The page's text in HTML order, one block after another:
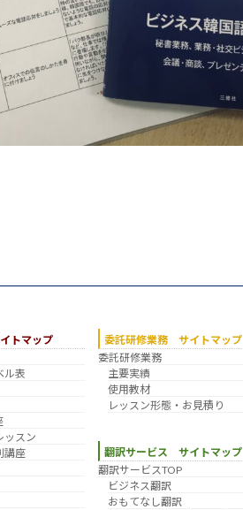
トマップ
ル表
ッスン
講座
委託研修業務 サイトマップ
委託研修業務
主要実績
使用教材
レッスン形態・お見積り
翻訳サービス サイトマップ
翻訳サービスTOP
ビジネス翻訳
おもてなし翻訳